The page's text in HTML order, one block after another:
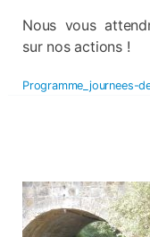
Nous vous
sur nos actions !
Programme_journees-